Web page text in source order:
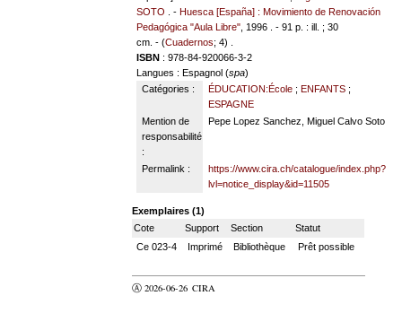
SOTO
. -Huesca [España] : Movimiento de Renovación
Pedagógica "Aula Libre" , 1996 . - 91 p. : ill. ; 30
cm. - (Cuadernos; 4) .
ISBN : 978-84-920066-3-2
Langues : Espagnol (spa)
Catégories :
ÉDUCATION:École; ENFANTS;
ESPAGNE
Mention de
responsabilité
:
Pepe Lopez Sanchez, Miguel Calvo Soto
Permalink :
https://www.cira.ch/catalogue/index.php?
lvl=notice_display&id=11505
Exemplaires (1)
Cote
Support Section
Statut
Ce 023-4
Imprimé Bibliothèque Prêt possible
Ⓐ 2026-06-26 CIRA